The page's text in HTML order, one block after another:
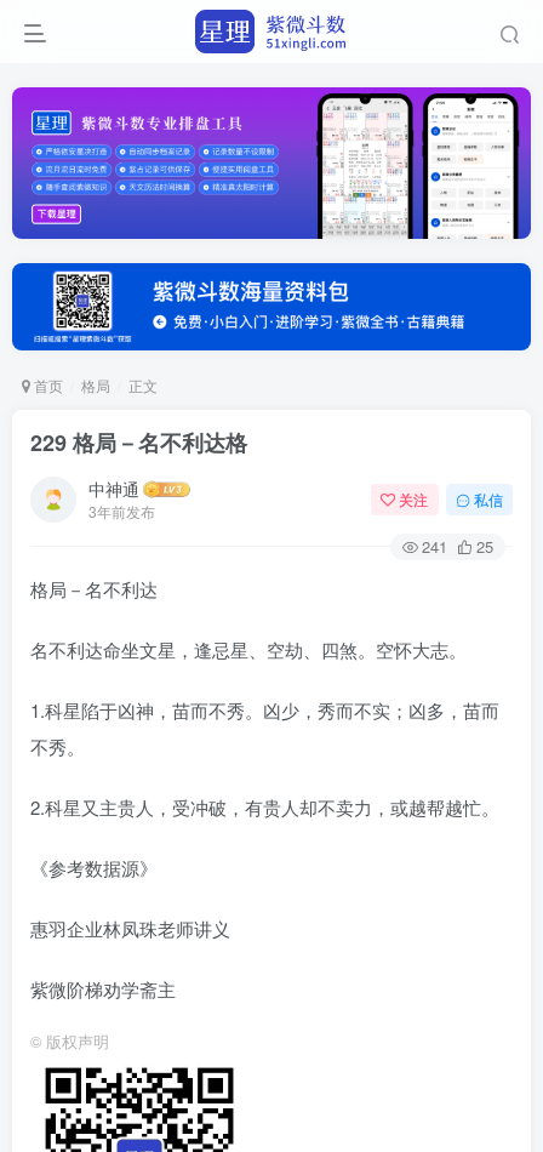
首页 格局 正文
229 格局－名不利达格
中神通
3年前发布
关注 私信
241 25
格局－名不利达
名不利达命坐文星，逢忌星、空劫、四煞。空怀大志。
1.科星陷于凶神，苗而不秀。凶少，秀而不实；凶多，苗而
不秀。
2.科星又主贵人，受冲破，有贵人却不卖力，或越帮越忙。
《参考数据源》
惠羽企业林凤珠老师讲义
紫微阶梯劝学斋主
© 版权声明